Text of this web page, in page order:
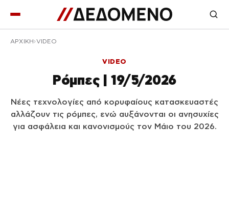
ΑΡΧΙΚΉ VIDEO
VIDEO
Ρόμπες | 19/5/2026
Νέες τεχνολογίες από κορυφαίους κατασκευαστές
αλλάζουν τις ρόμπες, ενώ αυξάνονται οι ανησυχίες
για ασφάλεια και κανονισμούς τον Μάιο του 2026.